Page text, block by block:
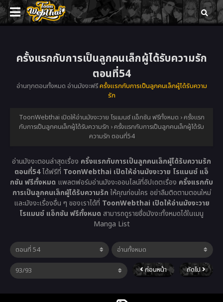
ครั้งแรกกับการเป็นลูกคนเล็กผู้ได้รับความรัก
ตอนที่54
อ่านทุกตอนทั้งหมด อ่านมังงะฟรีครั้งแรกกับการเป็นลูกคนเล็กผู้ได้รับความ
รัก
ToonWebthai เปิดให้อ่านมังงะวาย โรแมนซ์ แอ็กชัน ฟรีทั้งหมด › ครั้งแรก
กับการเป็นลูกคนเล็กผู้ได้รับความรัก › ครั้งแรกกับการเป็นลูกคนเล็กผู้ได้รับ
ความรัก ตอนที่54
อ่านมังงะตอนล่าสุดเรื่อง ครั้งแรกกับการเป็นลูกคนเล็กผู้ได้รับความรัก
ตอนที่54ได้ฟรีที่ ToonWebthai เปิดให้อ่านมังงะวาย โรแมนซ์ แอ็
กชัน ฟรีทั้งหมด แพลตฟอร์มอ่านมังงะออนไลน์ที่อัปเดตเรื่อง ครั้งแรกกับ
การเป็นลูกคนเล็กผู้ได้รับความรัก ให้คุณก่อนใคร อย่าลืมติดตามตอนใหม่
และมังงะเรื่องอื่น ๆ ของเราได้ที่ ToonWebthai เปิดให้อ่านมังงะวาย
โรแมนซ์ แอ็กชัน ฟรีทั้งหมด สามารถดูรายชื่อมังงะทั้งหมดได้ในเมนู
Manga List
ก่อนหน้า ถัดไป